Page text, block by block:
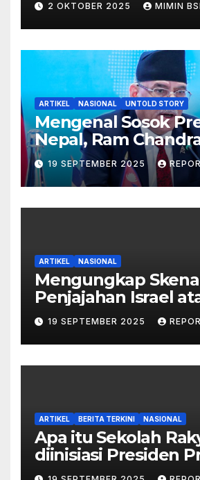
2 OKTOBER 2025 MIMIN
ARTIKEL NASIONAL UNTOLD STORY
Mengenal Sosok
Nepal, Ram
19 SEPTEMBER 2025
ARTIKEL NASIONAL
Mengungkap
Penjajahan Israel
Palestina dalam
Pappé
19 SEPTEMBER 2025
ARTIKEL BERITA TERKINI NASIONAL
Apa itu Sekolah
diinisiasi Presiden